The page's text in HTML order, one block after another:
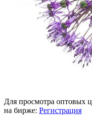
Для просмотра оптовых
на бирже: Регистрация